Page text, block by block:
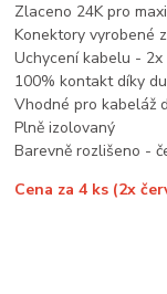
Zlaceno 24K pro
Konektory vyrobené
Uchycení kabelu - 2x
100% kontakt díky
Vhodné pro kabeláž
Plně izolovaný
Barevně rozlišeno -
Cena za 4 ks (2x